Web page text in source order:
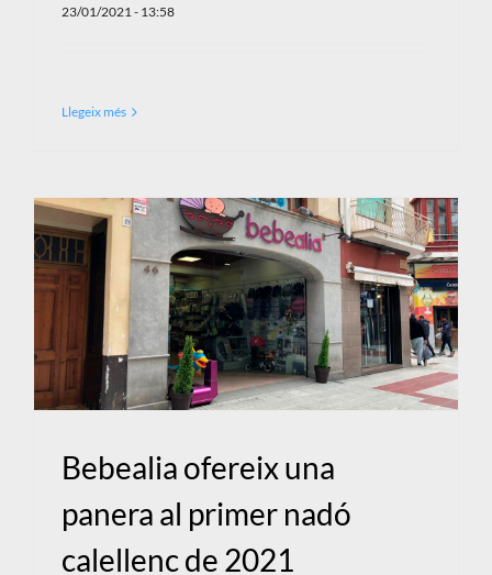
23/01/2021 - 13:58
Llegeix més
Bebealia ofereix una
panera al primer nadó
calellenc de 2021